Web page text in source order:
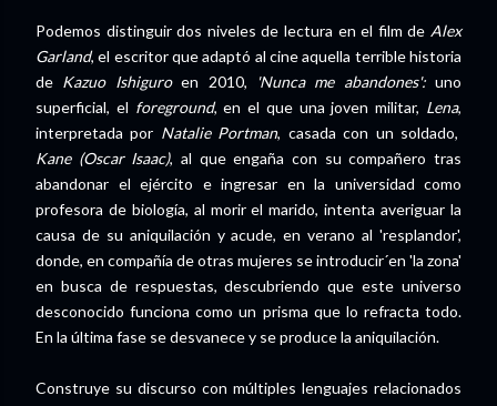
Podemos distinguir dos niveles de lectura en el film de Alex
Garland, el escritor que adaptó al cine aquella terrible historia
de Kazuo Ishiguroen 2010, 'Nunca me abandones':uno
superficial, el foreground, en el que una joven militar, Lena,
interpretada por Natalie Portman, casada con un soldado,
Kane (Oscar Isaac), al que engaña con su compañero tras
abandonar el ejército e ingresar en la universidad como
profesora de biología, al morir el marido, intenta averiguar la
causa de su aniquilación y acude, en verano al 'resplandor',
donde, en compañía de otras mujeres se introducir´en 'la zona'
en busca de respuestas, descubriendo que este universo
desconocido funciona como un prisma que lo refracta todo.
En la última fase se desvanece y se produce la aniquilación.
Construye su discurso con múltiples lenguajes relacionados